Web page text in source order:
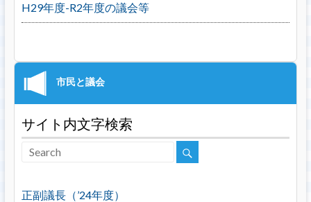
H29年度-R2年度の議会等
サイト内文字検索
正副議長（’24年度）